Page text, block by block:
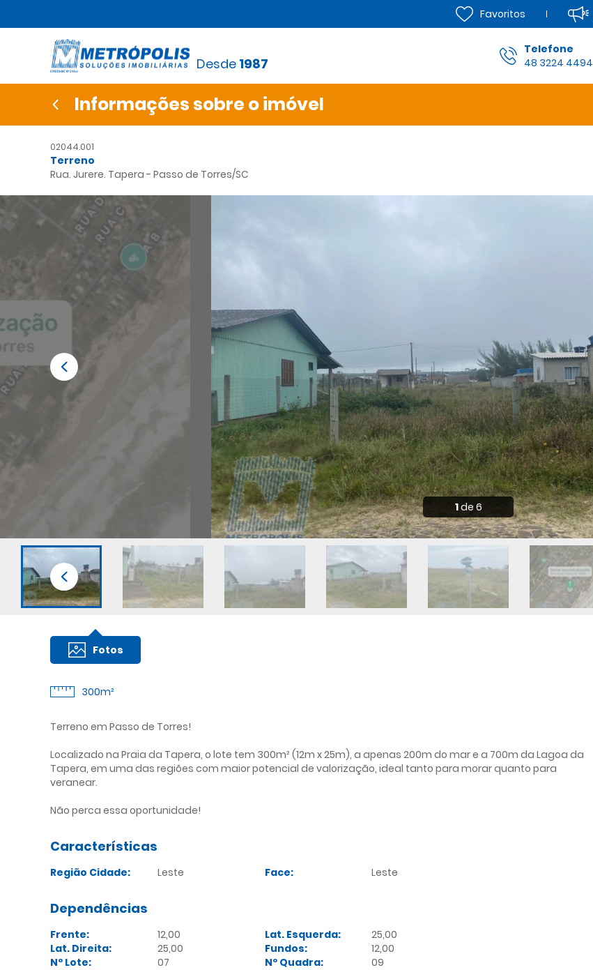
Favoritos
Desde 1987
Telefone
48 3224 4494
Informações sobre o imóvel
02044.001
Terreno
Rua. Jurere. Tapera - Passo de Torres/SC
1de 6
Fotos
300m²
Terreno em Passo de Torres!
Localizado na Praia da Tapera, o lote tem 300m² (12m x 25m), a apenas 200m do mar e a 700m da Lagoa da
Tapera, em uma das regiões com maior potencial de valorização, ideal tanto para morar quanto para
veranear.
Não perca essa oportunidade!
Características
Região Cidade: Leste Face: Leste
Dependências
Frente: 12,00 Lat. Esquerda:
25,00
Lat. Direita:
25,00 Fundos:
12,00
Nº Lote:
07 Nº Quadra: 09